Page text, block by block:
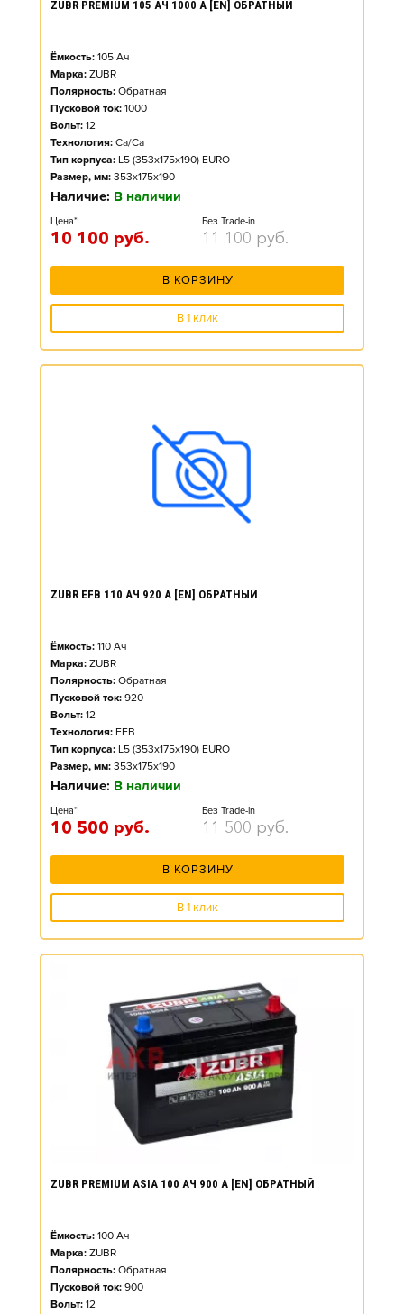
ZUBR PREMIUM 105 АЧ 1000 А [EN] ОБРАТНЫЙ
Ёмкость: 105 Ач
Марка: ZUBR
Полярность: Обратная
Пусковой ток: 1000
Вольт: 12
Технология: Ca/Ca
Тип корпуса: L5 (353x175x190) EURO
Размер, мм: 353x175x190
Наличие: В наличии
Цена*
10 100 руб.
Без Trade-in
11 100 руб.
В КОРЗИНУ
В 1 клик
ZUBR EFB 110 АЧ 920 А [EN] ОБРАТНЫЙ
Ёмкость: 110 Ач
Марка: ZUBR
Полярность: Обратная
Пусковой ток: 920
Вольт: 12
Технология: EFB
Тип корпуса: L5 (353x175x190) EURO
Размер, мм: 353x175x190
Наличие: В наличии
Цена*
10 500 руб.
Без Trade-in
11 500 руб.
В КОРЗИНУ
В 1 клик
ZUBR PREMIUM ASIA 100 АЧ 900 А [EN] ОБРАТНЫЙ
Ёмкость: 100 Ач
Марка: ZUBR
Полярность: Обратная
Пусковой ток: 900
Вольт: 12